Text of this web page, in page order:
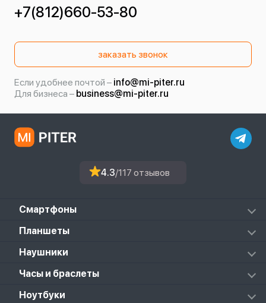
+7(812)660-53-80
заказать звонок
Если удобнее почтой – info@mi-piter.ru
Для бизнеса – business@mi-piter.ru
4.3/117 отзывов
Смартфоны
Redmi
Mi
Black Shark
Планшеты
Mi Pad 6S Pro
Mi Pad 7 Pro
Redmi Pad 2
Наушники
Mi FlipBuds Pro
Redmi Buds 3 Lite
Часы и браслеты
Xiaomi Watch
Ноутбуки